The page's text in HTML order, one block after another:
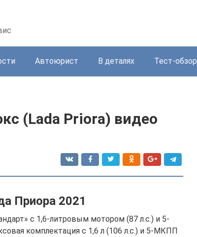
Автоюрист В деталях Тест-обзор
(Lada Priora) видео
Приора 2021
с 1,6-литровым мотором (87 л.с.) и 5-
комплектация с 1,6 л (106 л.с.) и 5-МКПП